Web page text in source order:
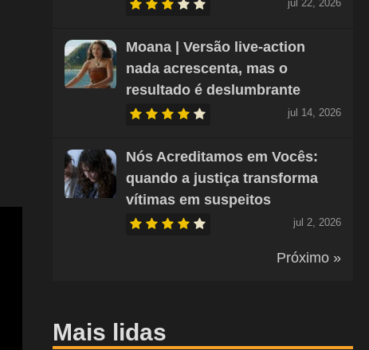
jul 22, 2026
Moana | Versão live-action
nada acrescenta, mas o
resultado é deslumbrante
jul 14, 2026
Nós Acreditamos em Vocês:
quando a justiça transforma
vítimas em suspeitos
jul 2, 2026
Próximo »
Mais lidas